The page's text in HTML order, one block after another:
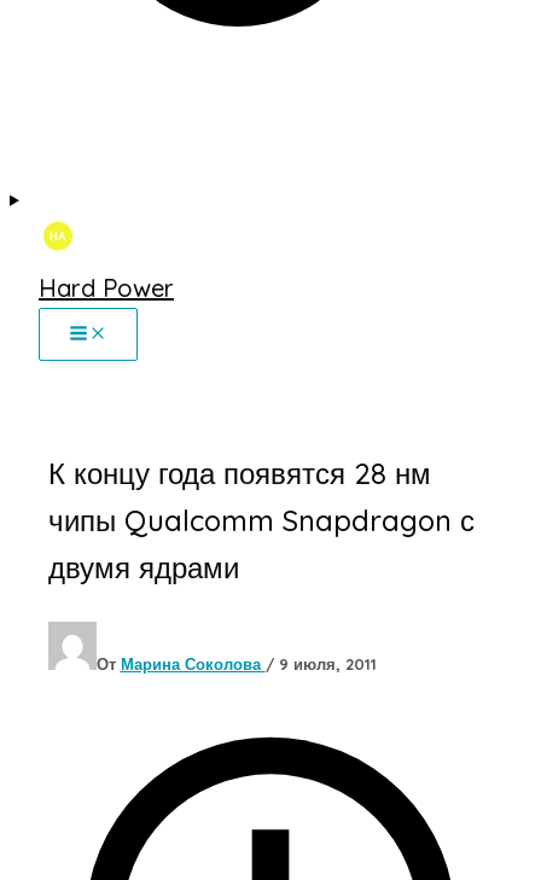
Hard Power
К концу года появятся 28 нм
чипы Qualcomm Snapdragon с
двумя ядрами
От Марина Соколова / 9 июля, 2011